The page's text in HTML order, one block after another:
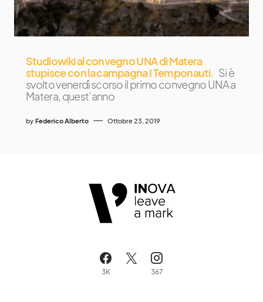
Studiowiki al convegno UNA di Matera
stupisce con la campagna I Temponauti. Si è
svolto venerdì scorso il primo convegno UNA a
Matera, quest’anno
by Federico Alberto Ottobre 23, 2019
3K 367